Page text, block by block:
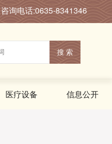
咨询电话:0635-8341346
搜 索
医疗设备 信息公开